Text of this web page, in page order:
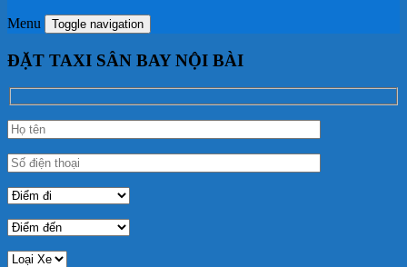
Menu Toggle navigation
ĐẶT TAXI SÂN BAY NỘI BÀI